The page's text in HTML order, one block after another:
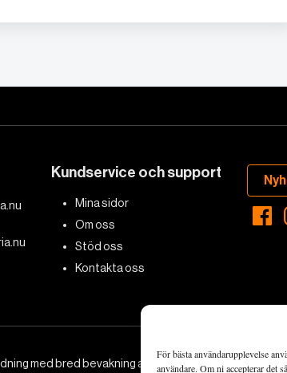
För bästa användarupplevelse
användare. Om ni accepterar
Kundservice och support
Mina sidor
Om oss
Stöd oss
Kontakta oss
med bred bevakning av det viktigaste som händer